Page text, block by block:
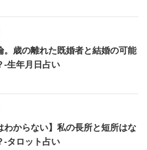
。歳の離れた既婚者と結婚の可能
-生年月日占い
わからない】私の長所と短所はな
-タロット占い